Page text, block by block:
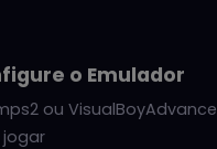
o Emulador
ou VisualBoyAdvance